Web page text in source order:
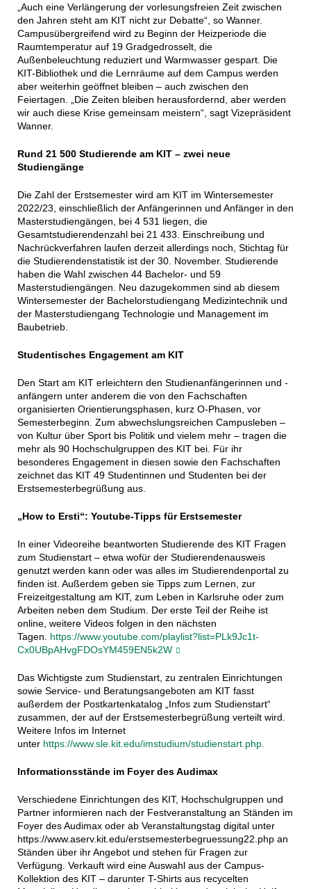
„Auch eine Verlängerung der vorlesungsfreien Zeit zwischen
den Jahren steht am KIT nicht zur Debatte“, so Wanner.
Campusübergreifend wird zu Beginn der Heizperiode die
Raumtemperatur auf 19 Gradgedrosselt, die
Außenbeleuchtung reduziert und Warmwasser gespart. Die
KIT-Bibliothek und die Lernräume auf dem Campus werden
aber weiterhin geöffnet bleiben – auch zwischen den
Feiertagen. „Die Zeiten bleiben herausfordernd, aber werden
wir auch diese Krise gemeinsam meistern“, sagt Vizepräsident
Wanner.
Rund 21 500 Studierende am KIT – zwei neue
Studiengänge
Die Zahl der Erstsemester wird am KIT im Wintersemester
2022/23, einschließlich der Anfängerinnen und Anfänger in den
Masterstudiengängen, bei 4 531 liegen, die
Gesamtstudierendenzahl bei 21 433. Einschreibung und
Nachrückverfahren laufen derzeit allerdings noch, Stichtag für
die Studierendenstatistik ist der 30. November. Studierende
haben die Wahl zwischen 44 Bachelor- und 59
Masterstudiengängen. Neu dazugekommen sind ab diesem
Wintersemester der Bachelorstudiengang Medizintechnik und
der Masterstudiengang Technologie und Management im
Baubetrieb.
Studentisches Engagement am KIT
Den Start am KIT erleichtern den Studienanfängerinnen und -
anfängern unter anderem die von den Fachschaften
organisierten Orientierungsphasen, kurz O-Phasen, vor
Semesterbeginn. Zum abwechslungsreichen Campusleben –
von Kultur über Sport bis Politik und vielem mehr – tragen die
mehr als 90 Hochschulgruppen des KIT bei. Für ihr
besonderes Engagement in diesen sowie den Fachschaften
zeichnet das KIT 49 Studentinnen und Studenten bei der
Erstsemesterbegrüßung aus.
„How to Ersti“: Youtube-Tipps für Erstsemester
In einer Videoreihe beantworten Studierende des KIT Fragen
zum Studienstart – etwa wofür der Studierendenausweis
genutzt werden kann oder was alles im Studierendenportal zu
finden ist. Außerdem geben sie Tipps zum Lernen, zur
Freizeitgestaltung am KIT, zum Leben in Karlsruhe oder zum
Arbeiten neben dem Studium. Der erste Teil der Reihe ist
online, weitere Videos folgen in den nächsten
Tagen. https://www.youtube.com/playlist?list=PLk9Jc1t-
Cx0UBpAHvgFDOsYM459EN5k2W
Das Wichtigste zum Studienstart, zu zentralen Einrichtungen
sowie Service- und Beratungsangeboten am KIT fasst
außerdem der Postkartenkatalog „Infos zum Studienstart“
zusammen, der auf der Erstsemesterbegrüßung verteilt wird.
Weitere Infos im Internet
unter https://www.sle.kit.edu/imstudium/studienstart.php.
Informationsstände im Foyer des Audimax
Verschiedene Einrichtungen des KIT, Hochschulgruppen und
Partner informieren nach der Festveranstaltung an Ständen im
Foyer des Audimax oder ab Veranstaltungstag digital unter
https://www.aserv.kit.edu/erstsemesterbegruessung22.php an
Ständen über ihr Angebot und stehen für Fragen zur
Verfügung. Verkauft wird eine Auswahl aus der Campus-
Kollektion des KIT – darunter T-Shirts aus recycelten